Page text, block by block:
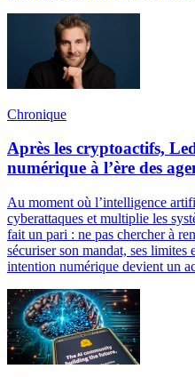
Chronique
Après les cryptoactifs,
numérique à l’ère des
Au moment où l’intelligence
cyberattaques et multiplie les
fait un pari : ne pas chercher à
sécuriser son mandat, ses limites
intention numérique devient un